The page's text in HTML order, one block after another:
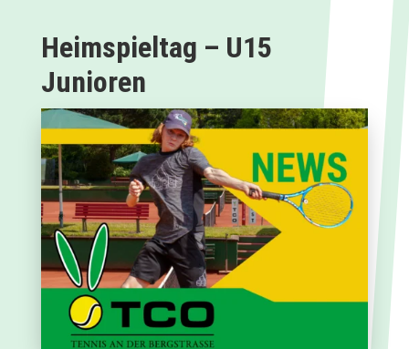
Heimspieltag – U15
Junioren